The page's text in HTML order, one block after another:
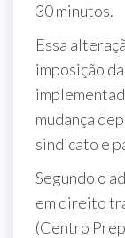
30 minutos.
Essa
imposição
mudança
sindicato e
Segundo o
em direito
(Centro